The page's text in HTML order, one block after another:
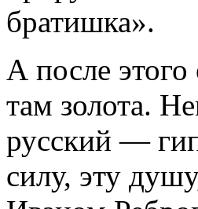
братишка».
А после
там золота.
русский —
силу, эту